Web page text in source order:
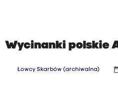
Wycinanki polskie
Łowcy Skarbów (archiwalna)